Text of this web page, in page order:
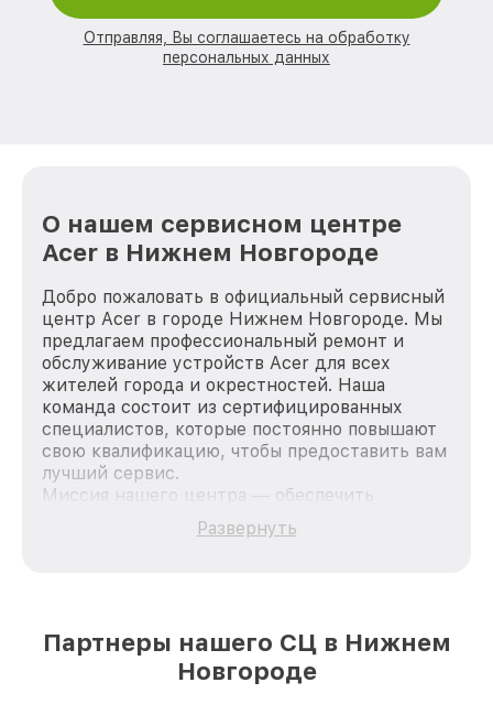
Отправляя, Вы соглашаетесь на обработку
персональных данных
О нашем сервисном центре
Acer в Нижнем Новгороде
Добро пожаловать в официальный сервисный
центр Acer в городе Нижнем Новгороде. Мы
предлагаем профессиональный ремонт и
обслуживание устройств Acer для всех
жителей города и окрестностей. Наша
команда состоит из сертифицированных
специалистов, которые постоянно повышают
свою квалификацию, чтобы предоставить вам
лучший сервис.
Миссия нашего центра — обеспечить
качественный и доступный ремонт для
каждого пользователя продукции Acer, вне
лучшим сервисным центром Acer в городе
Нижнем Новгороде, постоянно повышая
Развернуть
Партнеры нашего СЦ в Нижнем
Новгороде